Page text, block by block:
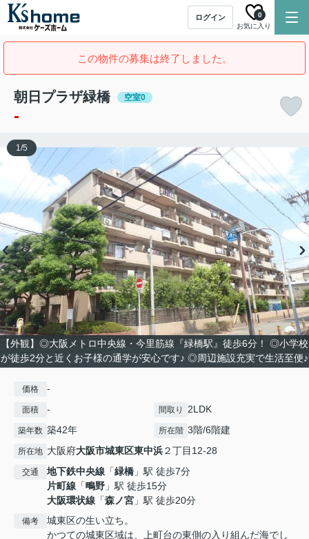
ログイン
お気に入り
0
この物件の募集は終了しました。
朝日プラザ緑橋 空室0
-
【外観】◎大阪メトロ中央線・今里筋線『緑橋駅』徒歩6分！ ◎小学校
が徒歩2分と近くお子様の通学が安心です♪ ◎周辺施設充実で生活至便♪
1/5
価格 -
面積 - 間取り 2LDK
築年数 築42年 所在階 3階/6階建
所在地 大阪府大阪市城東区東中浜２丁目12-28
交通 地下鉄中央線 「緑橋 」駅 徒歩7分
片町線 「鴫野 」駅 徒歩15分
大阪環状線 「森ノ宮 」駅 徒歩20分
備考
城東区の生い立ち。
かつての城東区域は、上町台の東側の入り組んだ海でし